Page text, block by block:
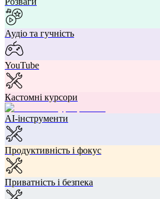
Аудіо та гучність
YouTube
Кастомні курсори
AI-інструменти
Продуктивність і фокус
Приватність і безпека